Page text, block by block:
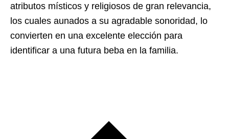
atributos místicos y religiosos de gran relevancia,
los cuales aunados a su agradable sonoridad, lo
convierten en una excelente elección para
identificar a una futura beba en la familia.